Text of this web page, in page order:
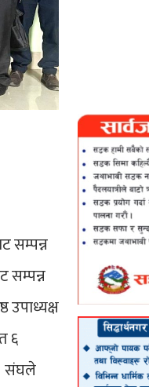
सम्पन्न
सम्पन्न
उपाध्यक्ष
६
संघले